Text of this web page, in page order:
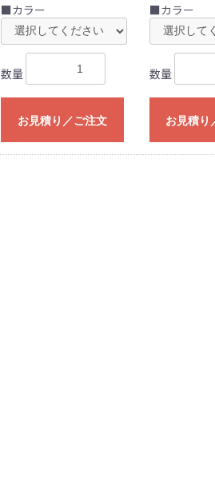
■カラー
数量
お見積り／ご注文
■カラー
数量
お見積り